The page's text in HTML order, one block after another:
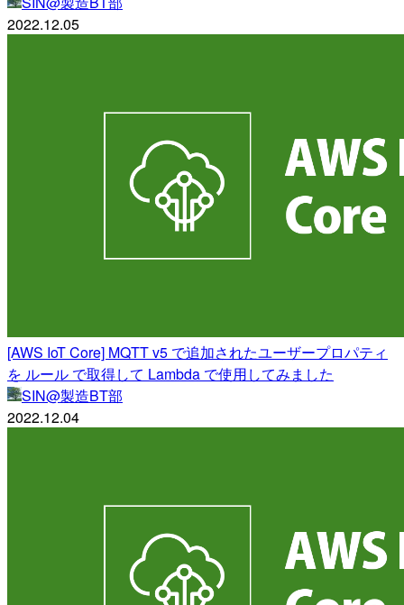
2022.12.05
[AWS IoT Core] MQTT v5 で追加されたユーザープロパティ
を ルール で取得して Lambda で使用してみました
SIN@製造BT部
2022.12.04